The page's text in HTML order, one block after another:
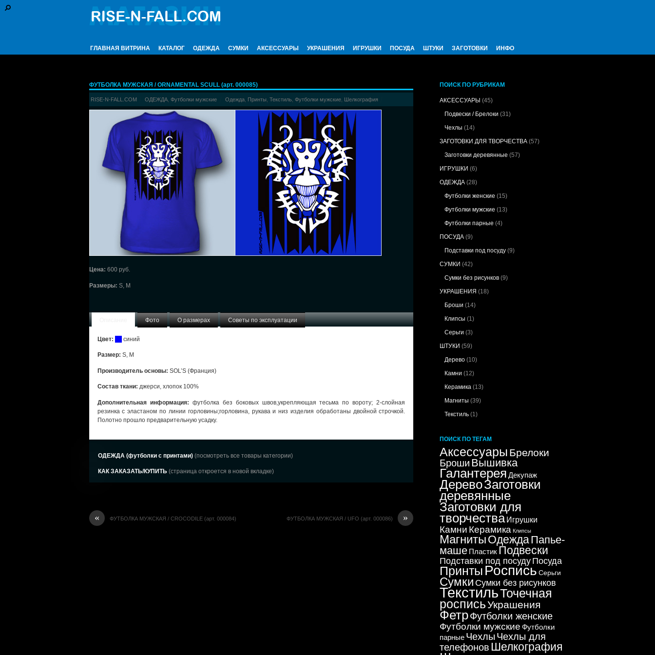
ГЛАВНАЯ ВИТРИНА КАТАЛОГ ОДЕЖДА СУМКИ АКСЕССУАРЫ УКРАШЕНИЯ ИГРУШКИ ПОСУДА ШТУКИ ЗАГОТОВКИ ИНФО
ФУТБОЛКА МУЖСКАЯ / ОRNAMENTAL SCULL (арт. 000085)
RISE-N-FALL.COM ОДЕЖДА ,Футболки мужские Одежда, Принты Текстиль, Футболки мужские, Шелкография
Цена: 600 руб.
Размеры: S, M
Фото О размерах Советы по эксплуатации
Цвет: синий
Размер: S, M
Производитель основы: SOL’S (Франция)
Состав ткани: джерси, хлопок 100%
Дополнительная информация: футболка без боковых швов,укрепляющая тесьма по вороту; 2-слойная
резинка с эластаном по линии горловины;горловина, рукава и низ изделия обработаны двойной строчкой.
Полотно прошло предварительную усадку.
ОДЕЖДА (футболки с принтами) (посмотреть все товары категории)
КАК ЗАКАЗАТЬ/КУПИТЬ (страница откроется в новой вкладке)
« ФУТБОЛКА МУЖСКАЯ / CROCODILE (арт. 000084) »
ФУТБОЛКА МУЖСКАЯ / UFO (арт. 000086)
ПОИСК ПО РУБРИКАМ
АКСЕССУАРЫ (45)
Подвески / Брелоки (31)
Чехлы (14)
ЗАГОТОВКИ ДЛЯ ТВОРЧЕСТВА(57)
Заготовки деревянные (57)
ИГРУШКИ (6)
ОДЕЖДА(28)
Футболки женские (15)
Футболки мужские (13)
Футболки парные (4)
ПОСУДА(9)
Подставки под посуду(9)
СУМКИ (42)
Сумки без рисунков(9)
УКРАШЕНИЯ (18)
Броши (14)
Клипсы (1)
Серьги (3)
ШТУКИ (59)
Дерево(10)
Камни (12)
Керамика(13)
Магниты (39)
Текстиль(1)
ПОИСК ПО ТЕГАМ
Аксессуары Брелоки
Броши Вышивка
Галантерея Декупаж
ДеревоЗаготовки
деревянные
Заготовки для
творчества Игрушки
Камни Керамика Клипсы
Магниты ОдеждаПапье-
маше Пластик Подвески
Подставки под посуду Посуда
Принты Роспись Серьги
Сумки Сумки без рисунков
ТекстильТочечная
росписьУкрашения
ФетрФутболки женские
Футболки мужские Футболки
парные Чехлы Чехлы для
телефонов Шелкография